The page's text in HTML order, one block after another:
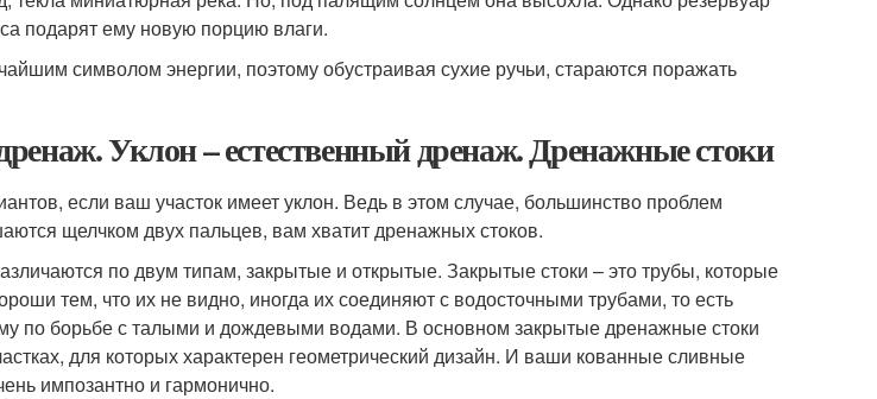
подарят ему новую порцию влаги.
символом энергии, поэтому обустраивая сухие ручьи, стараются поражать
Уклон – естественный дренаж. Дренажные стоки
если ваш участок имеет уклон. Ведь в этом случае, большинство проблем
щелчком двух пальцев, вам хватит дренажных стоков.
по двум типам, закрытые и открытые. Закрытые стоки – это трубы, которые
тем, что их не видно, иногда их соединяют с водосточными трубами, то есть
по борьбе с талыми и дождевыми водами. В основном закрытые дренажные стоки
для которых характерен геометрический дизайн. И ваши кованные сливные
импозантно и гармонично.